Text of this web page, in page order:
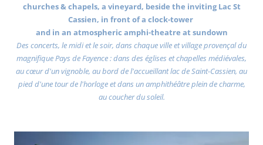
churches & chapels, a vineyard, beside the inviting Lac St
Cassien, in front of a clock-tower
and in an atmospheric amphi-theatre at sundown
Des concerts, le midi et le soir, dans chaque ville et village provençal du
magnifique Pays de Fayence : dans des églises et chapelles médiévales,
au cœur d'un vignoble, au bord de l'accueillant lac de Saint-Cassien, au
pied d'une tour de l'horloge et dans un amphithéâtre plein de charme,
au coucher du soleil.